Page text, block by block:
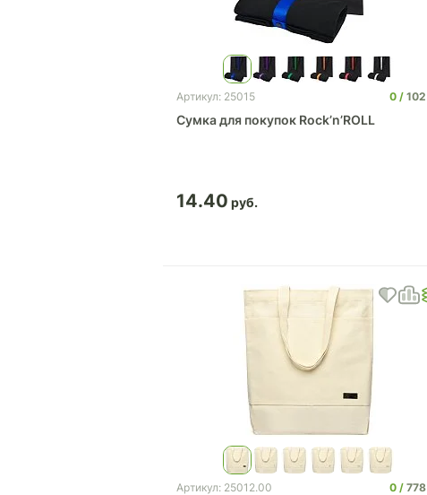
Артикул: 25015 0 102
Сумка для покупок Rock’n’ROLL
14.40
Артикул: 25012.00 0 778